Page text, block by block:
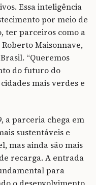
Essa inteligência
por meio de
ter parceiros como a
Roberto Maisonnave,
“Queremos
do futuro do
mais verdes e
a parceria chega em
sustentáveis e
mas ainda são mais
recarga. A entrada
para